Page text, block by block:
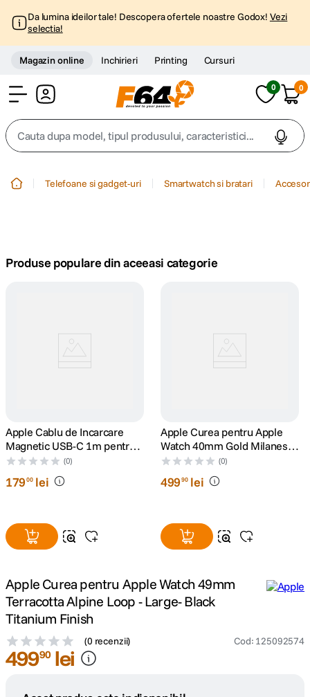
Da lumina ideilor tale! Descopera ofertele noastre Godox! Vezi
selectia!
Magazin online Inchirieri Printing Cursuri
0 0
Cauta dupa model, tipul produsului, caracteristici...
trepied telefon
lavaliera
canon sx740 hs
. sony fx
dji mic mini
Telefoane si gadget-uri Smartwatch si bratari
Produse populare din aceeasi categorie
Apple Cablu de Incarcare
Magnetic USB-C 1m pentru
Apple Watch(0)
17900 lei
Apple Curea pentru Apple
Watch 40mm Gold Milanese
Loop
(0)
49990 lei
Apple Curea pentru Apple Watch 49mm
Terracotta Alpine Loop - Large- Black
Titanium Finish
(0 recenzii) Cod: 125092574
49990 lei